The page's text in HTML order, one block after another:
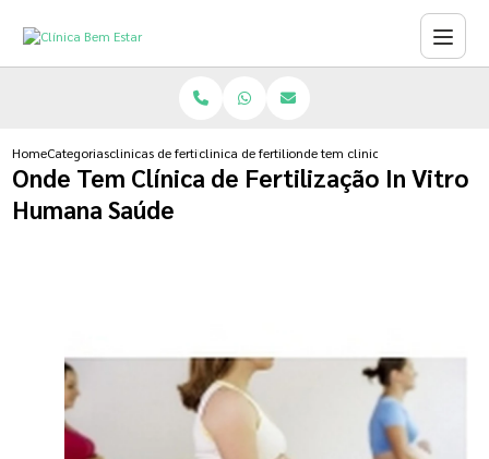
HomeCategoriasclinicas de fertilizacoesclinica de fertilizacao femininaonde tem clinica de fertilizacao
Onde Tem Clínica de Fertilização In Vitro
Humana Saúde